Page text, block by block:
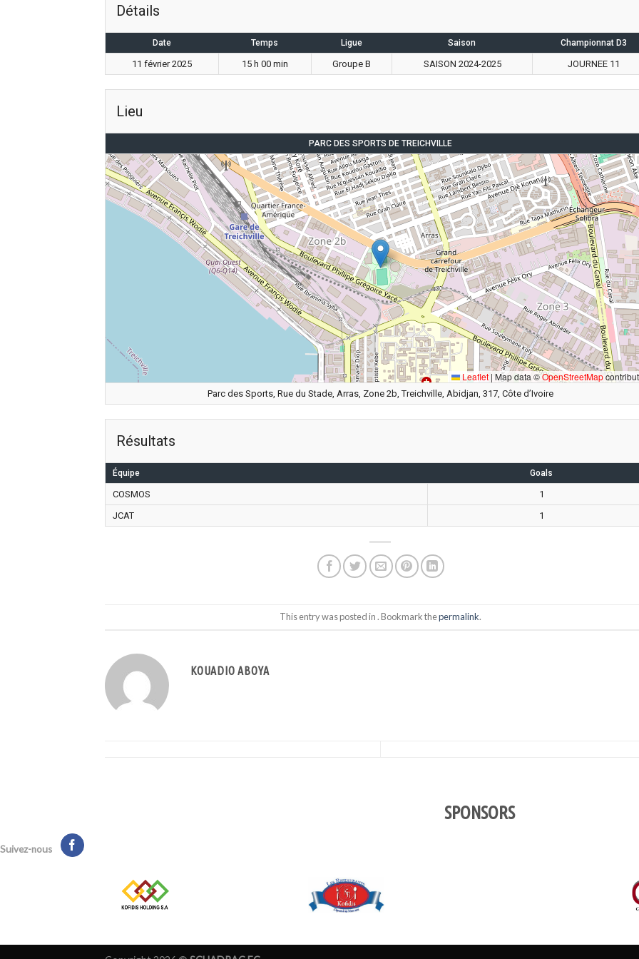
Détails
Date Temps Ligue Saison Championnat D3
11 février 2025 15 h 00 min Groupe B SAISON 2024-2025 JOURNEE 11
Lieu
PARC DES SPORTS DE TREICHVILLE
Leaflet | Map data ©OpenStreetMap
Parc des Sports, Rue du Stade, Arras, Zone 2b, Treichville, Abidjan, 317, Côte d’Ivoire
Résultats
Équipe Goals
COSMOS
1
JCAT
1
This entry was posted in . Bookmark thepermalink.
KOUADIO ABOYA
SPONSORS
Suivez-nous